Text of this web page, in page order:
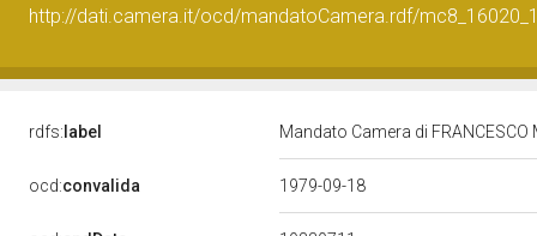
http://dati.camera.it/ocd/mandatoCamera.rdf/
rdfs: label Mandato Camera di FRANCESCO
ocd:convalida 1979-09-18